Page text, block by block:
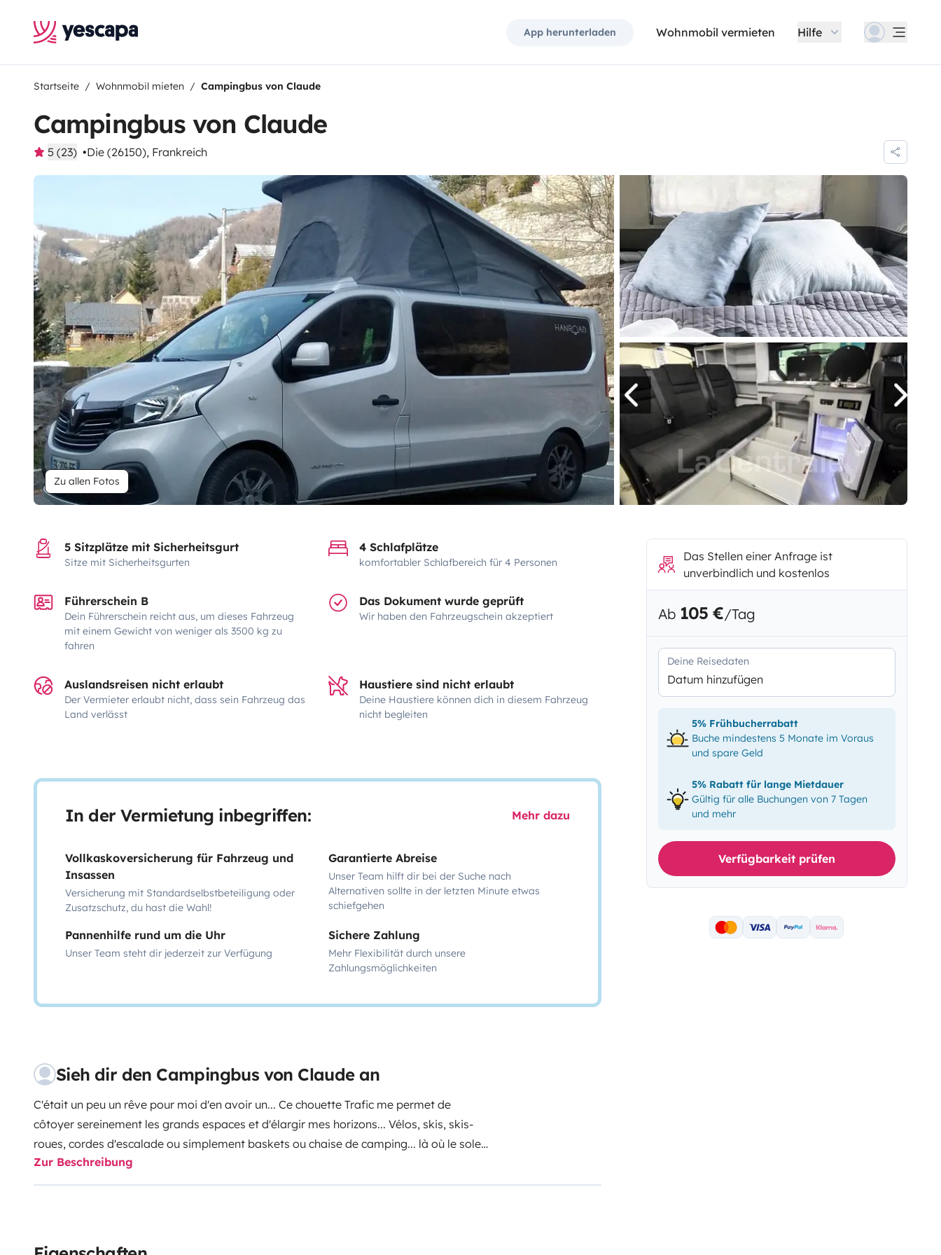
App herunterladen Wohnmobil vermieten Hilfe
Startseite Wohnmobil mieten Campingbus von Claude
Campingbus von Claude
5 (23) Die (26150), Frankreich
Zu allen Fotos
5 Sitzplätze mit Sicherheitsgurt
Sitze mit Sicherheitsgurten
4 Schlafplätze
komfortabler Schlafbereich für 4 Personen
Führerschein B
Dein Führerschein reicht aus, um dieses Fahrzeug
mit einem Gewicht von weniger als 3500 kg zu
fahren
Das Dokument wurde geprüft
Wir haben den Fahrzeugschein akzeptiert
Auslandsreisen nicht erlaubt
Der Vermieter erlaubt nicht, dass sein Fahrzeug das
Land verlässt
Haustiere sind nicht erlaubt
Deine Haustiere können dich in diesem Fahrzeug
nicht begleiten
In der Vermietung inbegriffen: Mehr dazu
Vollkaskoversicherung für Fahrzeug und
Insassen
Versicherung mit Standardselbstbeteiligung oder
Zusatzschutz, du hast die Wahl!
Garantierte Abreise
Unser Team hilft dir bei der Suche nach
Alternativen sollte in der letzten Minute etwas
schiefgehen
Pannenhilfe rund um die Uhr
Unser Team steht dir jederzeit zur Verfügung
Sichere Zahlung
Mehr Flexibilität durch unsere
Zahlungsmöglichkeiten
Sieh dir den Campingbus von Claude an
C'était un peu un rêve pour moi d'en avoir un... Ce chouette Trafic me permet de
côtoyer sereinement les grands espaces et d'élargir mes horizons... Vélos, skis, skis-
roues, cordes d'escalade ou simplement baskets ou chaise de camping... là où le soleil
brille !
Car lire ou faire la sieste au bord d'une rivière ou avec un joli point de vue est aussi
Zur Beschreibung
Das Stellen einer Anfrage ist
unverbindlich und kostenlos
Ab 105 €/Tag
Deine Reisedaten
Datum hinzufügen
5% Frühbucherrabatt
Buche mindestens 5 Monate im Voraus
und spare Geld
5% Rabatt für lange Mietdauer
Gültig für alle Buchungen von 7 Tagen
und mehr
Verfügbarkeit prüfen